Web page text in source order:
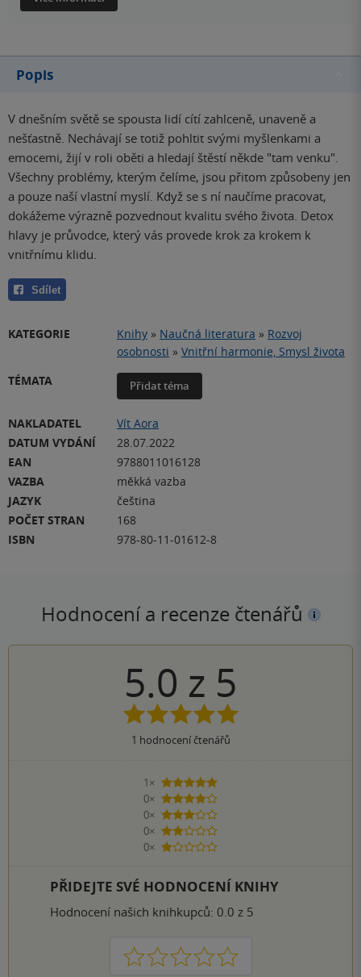
Popis
V dnešním světě se spousta lidí cítí zahlceně, unaveně a
nešťastně. Nechávají se totiž pohltit svými myšlenkami a
emocemi, žijí v roli oběti a hledají štěstí někde "tam venku".
Všechny problémy, kterým čelíme, jsou přitom způsobeny jen
a pouze naší vlastní myslí. Když se s ní naučíme pracovat,
dokážeme výrazně pozvednout kvalitu svého života. Detox
hlavy je průvodce, který vás provede krok za krokem k
vnitřnímu klidu.
Sdílet
KATEGORIE Knihy » Naučná literatura » Rozvoj
osobnosti » Vnitřní harmonie, Smysl života
TÉMATA
Přidat téma
NAKLADATEL
Vít Aora
DATUM VYDÁNÍ
28.07.2022
EAN
9788011016128
VAZBA
měkká vazba
JAZYK
čeština
POČET STRAN
168
ISBN
978-80-11-01612-8
Hodnocení a recenze čtenářů
5.0 z 5
1 hodnocení čtenářů
1×
5 hvězdiček
0×
4 hvězdičky
0×
3 hvězdičky
0×
2 hvězdičky
0×
1 hvezdička
PŘIDEJTE SVÉ HODNOCENÍ KNIHY
Hodnocení našich knihkupců: 0.0 z 5
1 2 3 4 5